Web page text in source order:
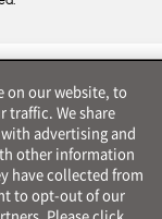
on our website, to
traffic. We share
advertising and
other information
have collected from
to opt-out of our